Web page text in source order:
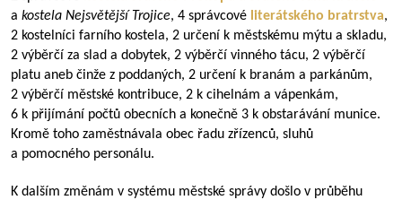
a kostela Nejsvětější Trojice, 4 správcové literátského bratrstva,
2 kostelníci farního kostela, 2 určení k městskému mýtu a skladu,
2 výběrčí za slad a dobytek, 2 výběrčí vinného tácu, 2 výběrčí
platu aneb činže z poddaných, 2 určení k branám a parkánům,
2 výběrčí městské kontribuce, 2 k cihelnám a vápenkám,
6 k přijímání počtů obecních a konečně 3 k obstarávání munice.
Kromě toho zaměstnávala obec řadu zřízenců, sluhů
a pomocného personálu.
K dalším změnám v systému městské správy došlo v průběhu